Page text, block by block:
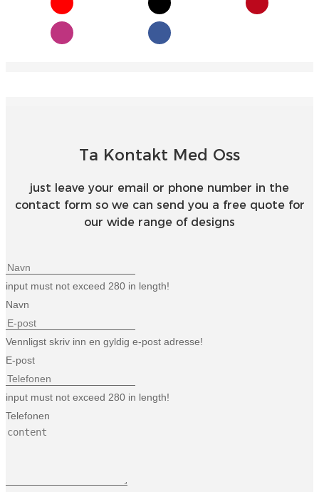
Slovenščina
Burmese
Sesotho
Ta Kontakt Med Oss
just leave your email or phone number in the
contact form so we can send you a free quote for
our wide range of designs
input must not exceed 280 in length!
Navn
Vennligst skriv inn en gyldig e-post adresse!
E-post
input must not exceed 280 in length!
Telefonen